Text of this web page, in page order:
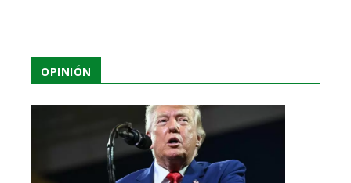
OPINIÓN